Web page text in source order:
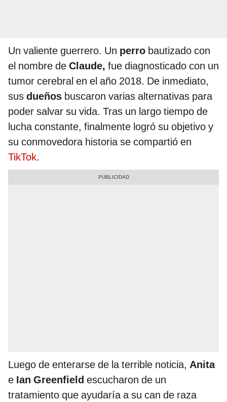
Un valiente guerrero. Un perro bautizado con
el nombre de Claude, fue diagnosticado con un
tumor cerebral en el año 2018. De inmediato,
sus dueños buscaron varias alternativas para
poder salvar su vida. Tras un largo tiempo de
lucha constante, finalmente logró su objetivo y
su conmovedora historia se compartió en
TikTok.
Luego de enterarse de la terrible noticia, Anita
e Ian Greenfield escucharon de un
tratamiento que ayudaría a su can de raza